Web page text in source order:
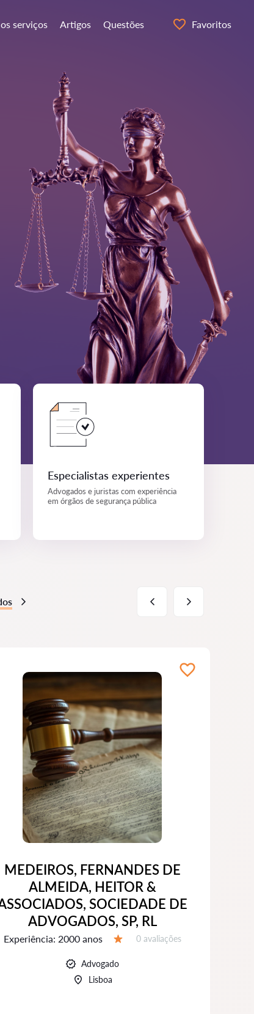
serviços Artigos Questões Favoritos
Especialistas experientes
Advogados e juristas com experiência
em órgãos de segurança pública
MEDEIROS, FERNANDES DE
ALMEIDA, HEITOR &
SOCIEDADE DE
ADVOGADOS, SP, RL
Experiência: 2000 anos Avaliações:
0 avaliações
Advogado
Lisboa